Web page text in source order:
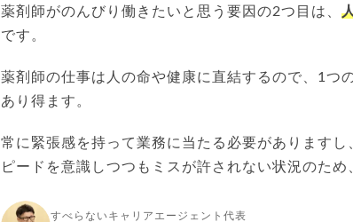
薬剤師がのんびり働きたいと思う要因の2つ目は、
です。
薬剤師の仕事は人の命や健康に直結するので、1つ
あり得ます。
常に緊張感を持って業務に当たる必要があります
ピードを意識しつつもミスが許されない状況のた
すべらないキャリアエージェント代表